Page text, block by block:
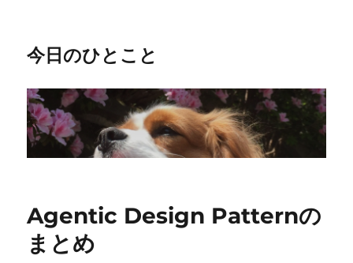
今日のひとこと
Agentic Design Patternの
まとめ